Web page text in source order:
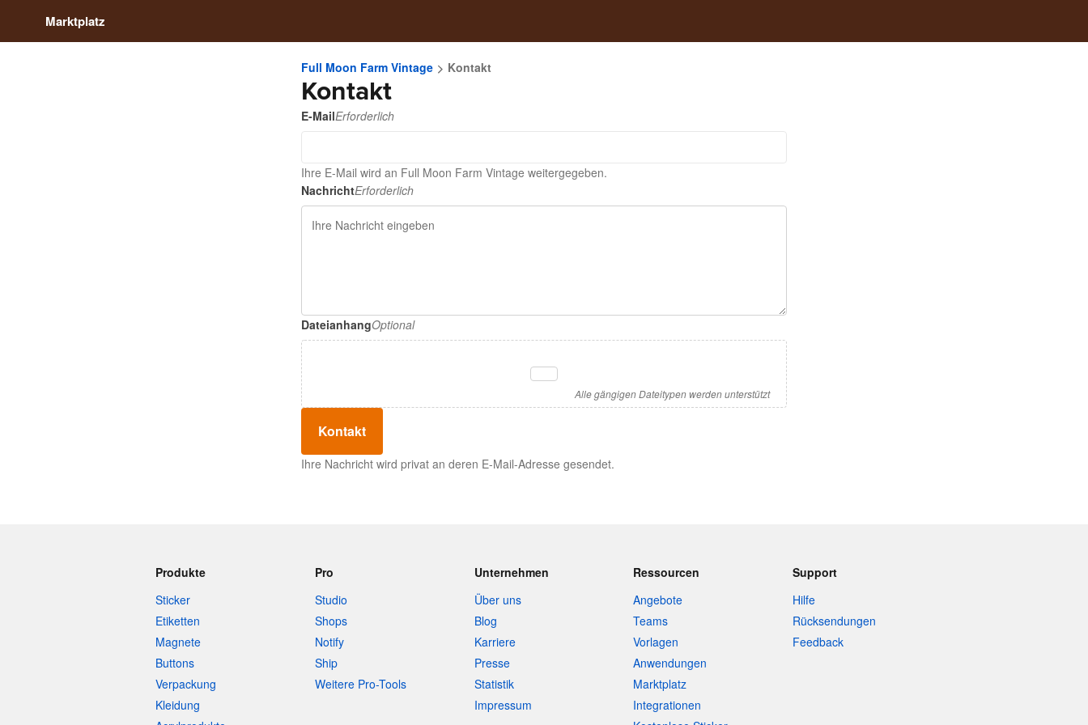
Marktplatz
Full Moon Farm Vintage Kontakt
Kontakt
E-MailErforderlich
Ihre E-Mail wird an Full Moon Farm Vintage weitergegeben.
NachrichtErforderlich
DateianhangOptional
Alle gängigen Dateitypen werden unterstützt
Kontakt
Ihre Nachricht wird privat an deren E-Mail-Adresse gesendet.
Produkte
Sticker
Etiketten
Magnete
Buttons
Verpackung
Kleidung
Pro
Studio
Shops
Notify
Ship
Weitere Pro-Tools
Unternehmen
Über uns
Blog
Karriere
Presse
Statistik
Impressum
Ressourcen
Angebote
Teams
Vorlagen
Anwendungen
Marktplatz
Integrationen
Support
Hilfe
Rücksendungen
Feedback